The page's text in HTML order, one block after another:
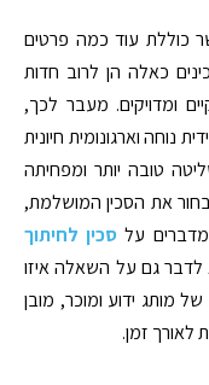
כוללת עוד כמה פרטים
כאלה הן לרוב חדות
ומדויקים. מעבר לכך,
נוחה וארגונומית חיונית
טובה יותר ומפחיתה
את הסכין המושלמת,
על סכין לחיתוך
גם על השאלה איזו
מותג ידוע ומוכר, מובן
לאורך זמן.